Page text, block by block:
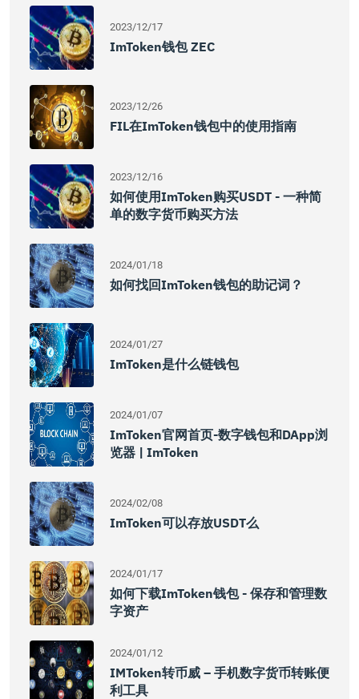
2023/12/17
ImToken钱包 ZEC
2023/12/26
FIL在imToken钱包中的使用指南
2023/12/16
如何使用imToken购买USDT - 一种简
单的数字货币购买方法
2024/01/18
如何找回imToken钱包的助记词？
2024/01/27
ImToken是什么链钱包
2024/01/07
ImToken官网首页-数字钱包和DApp浏
览器 | ImToken
2024/02/08
ImToken可以存放USDT么
2024/01/17
如何下载imToken钱包 - 保存和管理数
字资产
2024/01/12
IMToken转币威 – 手机数字货币转账便
利工具